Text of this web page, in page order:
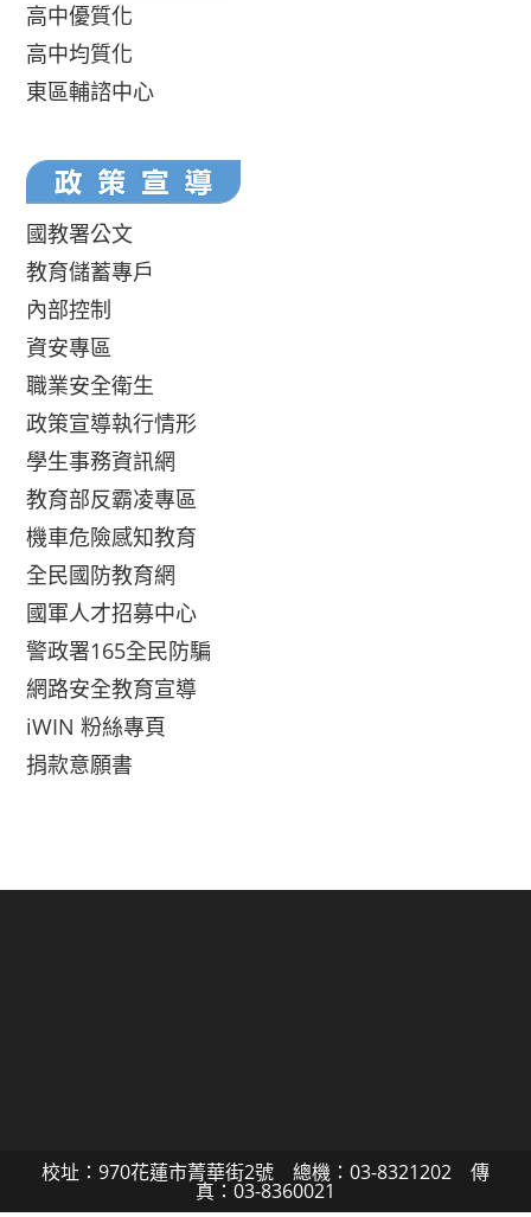
高中優質化
高中均質化
東區輔諮中心
國教署公文
教育儲蓄專戶
內部控制
資安專區
職業安全衛生
政策宣導執行情形
學生事務資訊網
教育部反霸凌專區
機車危險感知教育
全民國防教育網
國軍人才招募中心
警政署165全民防騙
網路安全教育宣導
iWIN 粉絲專頁
捐款意願書
校址：970花蓮市菁華街2號 總機：03-8321202 傳
真：03-8360021